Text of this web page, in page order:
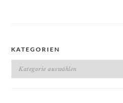
KATEGORIEN
Kategorien